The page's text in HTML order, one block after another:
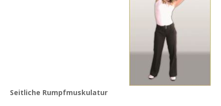
Seitliche Rumpfmuskulatur